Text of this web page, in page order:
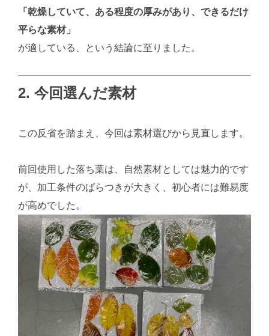
「乾燥していて、ある程度の厚みがあり、できるだけ
平らな素材」
が適している、という結論に至りました。
2. 今回選んだ素材
この反省を踏まえ、今回は素材選びから見直します。
前回使用した落ち葉は、自然素材としては魅力的です
が、加工条件のばらつきが大きく、初心者には難易度
が高めでした。